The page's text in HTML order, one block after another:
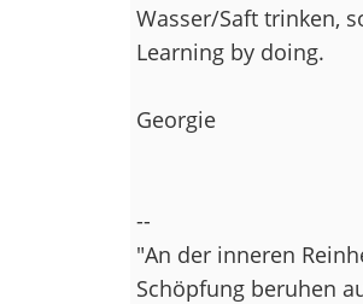
Wasser/Saft trinken,
Learning by doing.
Georgie
--
"An der inneren
Schöpfung beruhen